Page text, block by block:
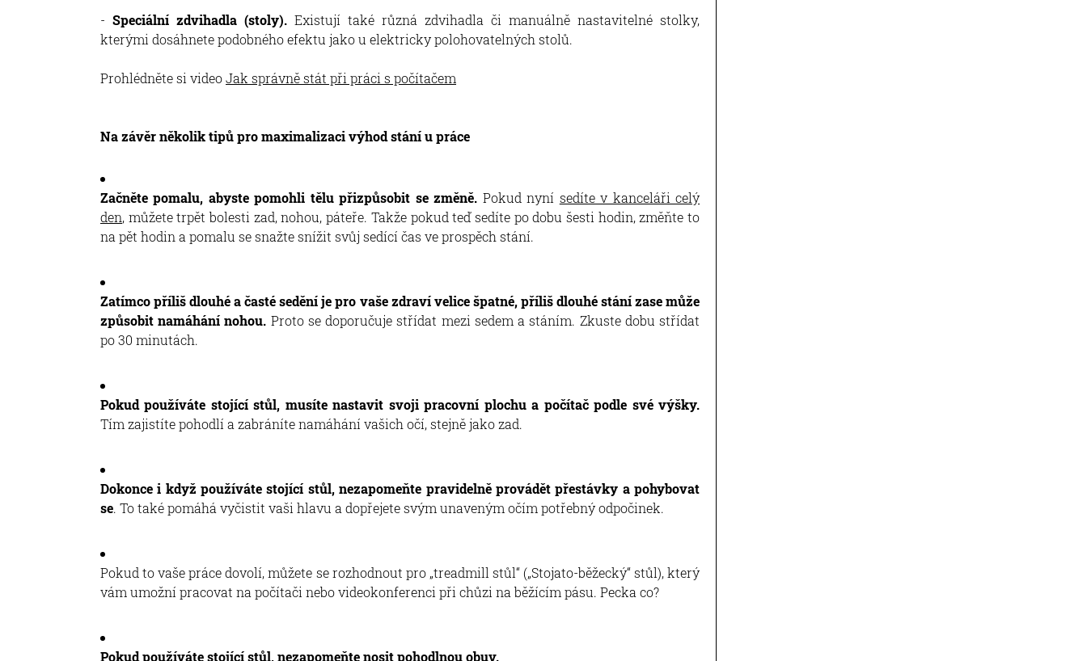
-Speciální zdvihadla (stoly). Existují také různá zdvihadla či manuálně nastavitelné stolky,
kterými dosáhnete podobného efektu jako u elektricky polohovatelných stolů.
Prohlédněte si videoJak správně stát při práci s počítačem
Na závěr několik tipů pro maximalizaci výhod stání u práce
Začněte pomalu, abyste pomohli tělu přizpůsobit se změně. Pokud nyní sedíte v kanceláři celý
den, můžete trpět bolesti zad, nohou, páteře. Takže pokud teď sedíte po dobu šesti hodin, změňte to
na pět hodin a pomalu se snažte snížit svůj sedící čas ve prospěch stání.
Zatímco příliš dlouhé a časté sedění je pro vaše zdraví velice špatné, příliš dlouhé stání zase může
způsobit namáhání nohou. Proto se doporučuje střídat mezi sedem a stáním. Zkuste dobu střídat
po 30 minutách.
Pokud používáte stojící stůl, musíte nastavit svoji pracovní plochu a počítač podle své výšky.
Tím zajistíte pohodlí a zabráníte namáhání vašich očí, stejně jako zad.
Dokonce i když používáte stojící stůl, nezapomeňte pravidelně provádět přestávky a pohybovat
se. To také pomáhá vyčistit vaši hlavu a dopřejete svým unaveným očím potřebný odpočinek.
Pokud to vaše práce dovolí, můžete se rozhodnout pro „treadmill stůl“ („Stojato-běžecký“ stůl), který
vám umožní pracovat na počítači nebo videokonferenci při chůzi na běžícím pásu. Pecka co?
Pokud používáte stojící stůl, nezapomeňte nosit pohodlnou obuv.